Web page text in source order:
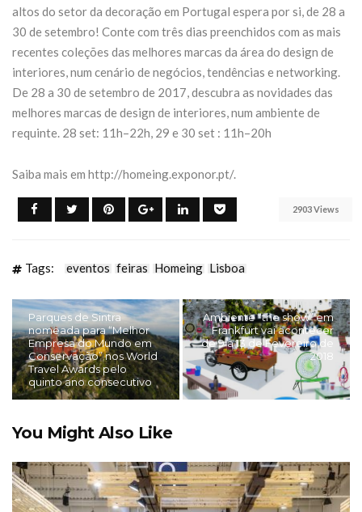
CONTINUE READING CONTINUE
altos do setor da decoração em Portugal espera por si, de 28 a
30 de setembro! Conte com três dias preenchidos com as mais
recentes coleções das melhores marcas da área do design de
interiores, num cenário de negócios, tendências e networking.
De 28 a 30 de setembro de 2017, descubra as novidades das
melhores marcas de design de interiores, num ambiente de
requinte. 28 set: 11h–22h, 29 e 30 set : 11h–20h
Saiba mais em http://homeing.exponor.pt/.
2903 Views
Tags: eventos feiras Homeing Lisboa
Parques de Sintra
nomeada para “Melhor
Empresa do Mundo em
Conservação” nos World
Travel Awards pelo
quinto ano consecutivo
Ambiente “the show” em
Frankfurt vai acontecer
de 9 a 13 de Fevereiro de
2018
You Might Also Like